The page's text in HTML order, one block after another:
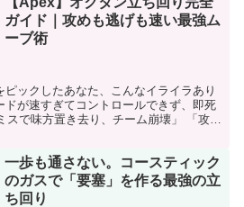
ガイド｜攻めも逃げも速い最強ム
ーブ術
ックしたあなた、こんなイライラあり
ドが速すぎてコントロールできず、即死
スで味方置き去り、チーム崩壊」 「攻め
一歩も通さない。コースティック
のガスで「要塞」を作る最強の立
ち回り